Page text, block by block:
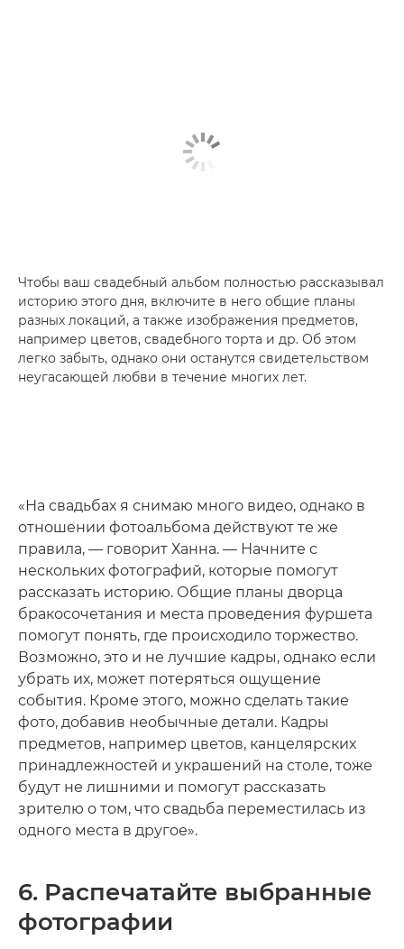
Чтобы ваш свадебный альбом полностью рассказывал
историю этого дня, включите в него общие планы
разных локаций, а также изображения предметов,
например цветов, свадебного торта и др. Об этом
легко забыть, однако они останутся свидетельством
неугасающей любви в течение многих лет.
«На свадьбах я снимаю много видео, однако в
отношении фотоальбома действуют те же
правила, — говорит Ханна. — Начните с
нескольких фотографий, которые помогут
рассказать историю. Общие планы дворца
бракосочетания и места проведения фуршета
помогут понять, где происходило торжество.
Возможно, это и не лучшие кадры, однако если
убрать их, может потеряться ощущение
события. Кроме этого, можно сделать такие
фото, добавив необычные детали. Кадры
предметов, например цветов, канцелярских
принадлежностей и украшений на столе, тоже
будут не лишними и помогут рассказать
зрителю о том, что свадьба переместилась из
одного места в другое».
6. Распечатайте выбранные
фотографии